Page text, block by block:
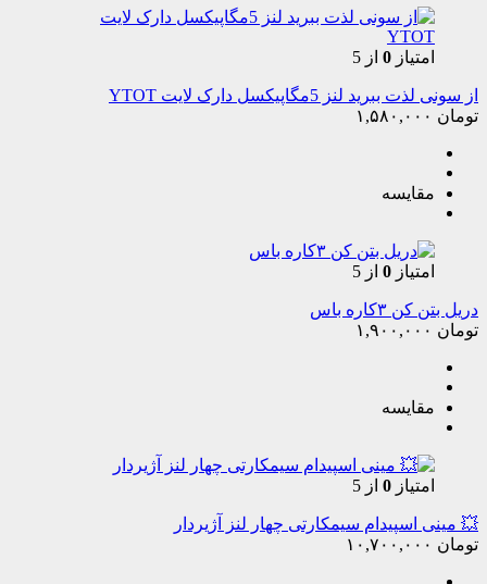
امتیاز 0 از 5
از سونی لذت ببرید لنز 5مگاپیکسل دارک لایت YTOT
تومان
مقایسه
امتیاز 0 از 5
دریل بتن کن ۳کاره باس
تومان
مقایسه
امتیاز 0 از 5
💥 مینی اسپیدام سیمکارتی چهار لنز آژیردار
تومان